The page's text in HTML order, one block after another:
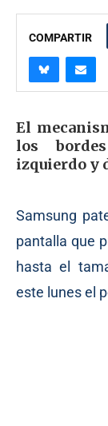
COMPARTIR
El
los
izquierdo y
Samsung
pantalla que
hasta el
este lunes el